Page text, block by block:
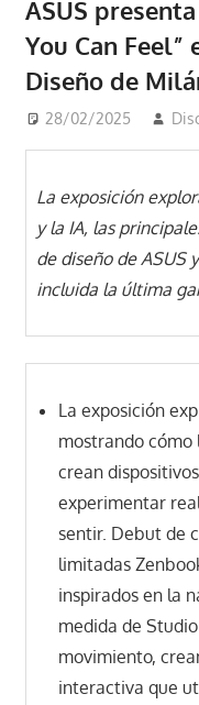
ASUS
You Can Feel”
Diseño de
28/02/2025
La exposición
y la IA, las
de diseño de ASUS
incluida la última
La exposición
mostrando cómo
crean
experimentar
sentir. Debut de
limitadas
inspirados en la
medida de
movimiento,
interactiva que